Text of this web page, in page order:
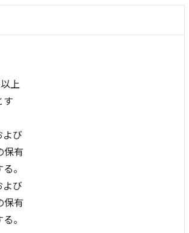
上
す
び
保有
。
び
保有
。